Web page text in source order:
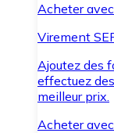
Acheter
Virement
Ajoutez des
effectuez
meilleur prix.
Acheter